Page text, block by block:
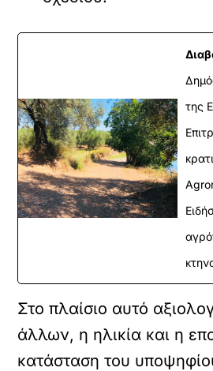
της
Στο πλαίσιο αυτό
άλλων, η ηλικία και η
κατάσταση του